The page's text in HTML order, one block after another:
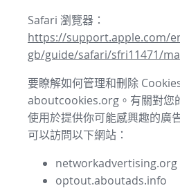
Safari 瀏覽器：
https://support.apple.com/
gb/guide/safari/sfri11471/
要瞭解如何管理和刪除
aboutcookies.org。有關對您
使用於提供你可能感興趣的廣
可以訪問以下網站：
networkadvertising.org
optout.aboutads.info